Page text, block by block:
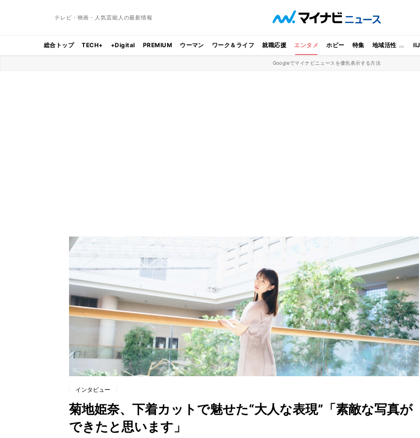
テレビ・映画・人気芸能人の最新情報
総合トップ TECH+ +Digital PREMIUM ウーマン ワーク＆ライフ 就職応援 エンタメ ホビー 特集 地域活性 IIJ
Googleでマイナビニュースを優先表示する方法
インタビュー
菊地姫奈、下着カットで魅せた“大人な表現”「素敵な写真が
できたと思います」